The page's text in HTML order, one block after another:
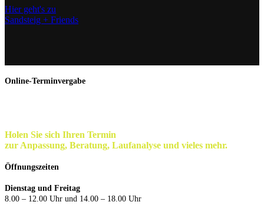
Hier geht's zu
Sandsteig + Friends
Online-Terminvergabe
Holen Sie sich Ihren Termin
zur Anpassung, Beratung, Laufanalyse und vieles mehr.
Öffnungszeiten
Dienstag und Freitag
8.00 – 12.00 Uhr und 14.00 – 18.00 Uhr